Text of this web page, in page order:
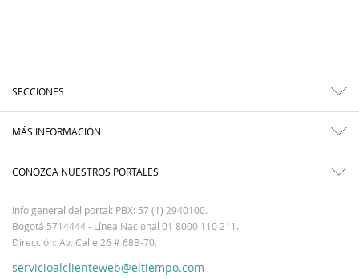
SECCIONES
MÁS INFORMACIÓN
CONOZCA NUESTROS PORTALES
Info general del portal: PBX: 57 (1) 2940100.
Bogotá 5714444 - Línea Nacional 01 8000 110 211.
Dirección: Av. Calle 26 # 68B-70.
servicioalclienteweb@eltiempo.com